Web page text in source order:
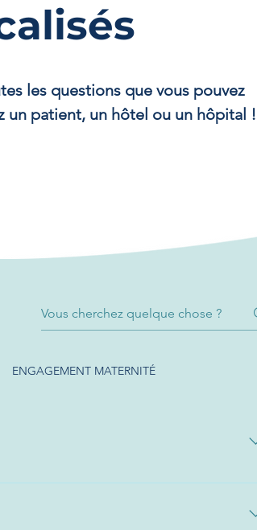
les questions que vous pouvez
un patient, un hôtel ou un hôpital !
ENGAGEMENT MATERNITÉ
appelé “hôtel hospitalier”, est un dispositif